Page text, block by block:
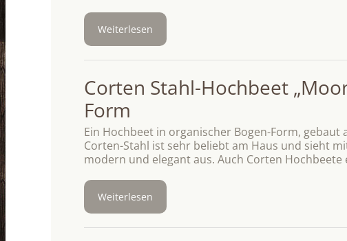
Weiterlesen
Corten Stahl-Hochbeet
Form
Ein Hochbeet in organischer Bogen-Form,
Corten-Stahl ist sehr beliebt am Haus und sieht
modern und elegant aus. Auch Corten
Weiterlesen